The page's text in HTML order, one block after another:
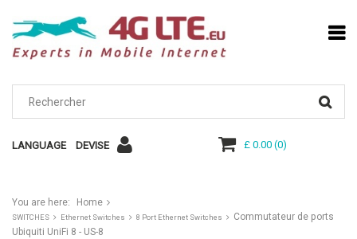
LANGUAGE DEVISE £ 0.00(0)
You are here: Home
SWITCHES Ethernet Switches 8 Port Ethernet Switches
Commutateur de ports
Ubiquiti UniFi 8 - US-8